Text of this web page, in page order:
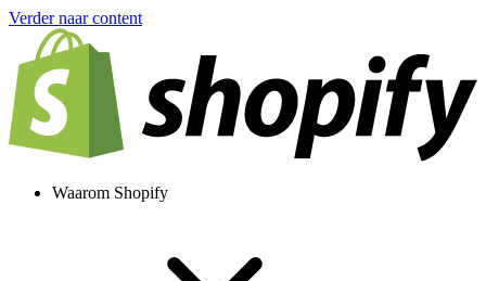
Verder naar content
Waarom Shopify